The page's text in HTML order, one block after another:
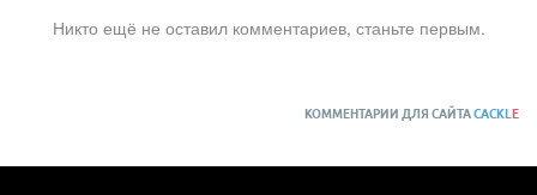
Никто ещё не оставил комментариев, станьте первым.
КОММЕНТАРИИ ДЛЯ САЙТАCACKL E